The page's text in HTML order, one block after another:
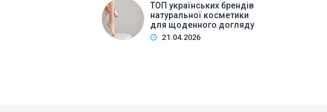
ТОП українських брендів
натуральної косметики
для щоденного догляду
21.04.2026